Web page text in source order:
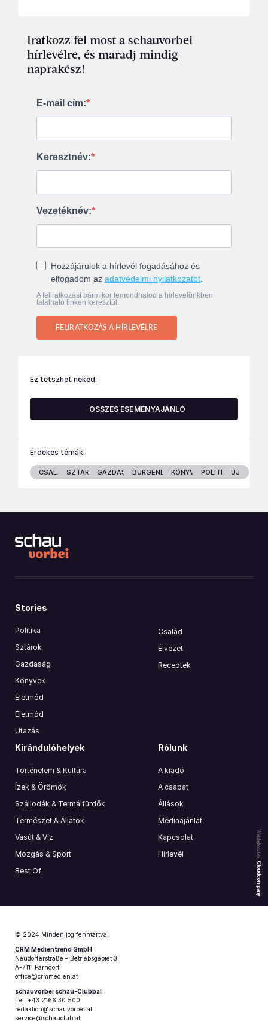
Iratkozz fel most a schauvorbei
hírlevélre, és maradj mindig
naprakész!
E-mail cím:
Keresztnév:
Vezetéknév:
Hozzájárulok a hírlevél fogadásához és
elfogadom az adatvédelmi nyilatkozatot.
A feliratkozást bármikor lemondhatod a hírlevelünkben
található linken keresztül.
FELIRATKOZÁS A HÍRLEVÉLRE
Ez tetszhet neked:
ÖSSZES ESEMÉNYAJÁNLÓ
Érdekes témák:
CSALÁD SZTÁROKGAZDASÁGBURGENLANDKÖNYVEKPOLITIKAÚJ
Webfejlesztés:
Cloudcompany
Stories
Politika
Sztárok
Gazdaság
Könyvek
Életmód
Életmód
Utazás
Család
Élvezet
Receptek
Kirándulóhelyek
Történelem & Kultúra
Ízek & Örömök
Szállodák & Termálfürdők
Természet & Állatok
Vasút & Víz
Mozgás & Sport
Best Of
Rólunk
A kiadó
A csapat
Állások
Médiaajánlat
Kapcsolat
Hírlevél
© 2024 Minden jog fenntartva.
CRM Medientrend GmbH
Neudorferstraße – Betriebsgebiet 3
A-7111 Parndorf
office@crmmedien.at
schauvorbei schau-Clubbal
Tel. +43 2166 30 500
redaktion@schauvorbei.at
service@schauclub.at